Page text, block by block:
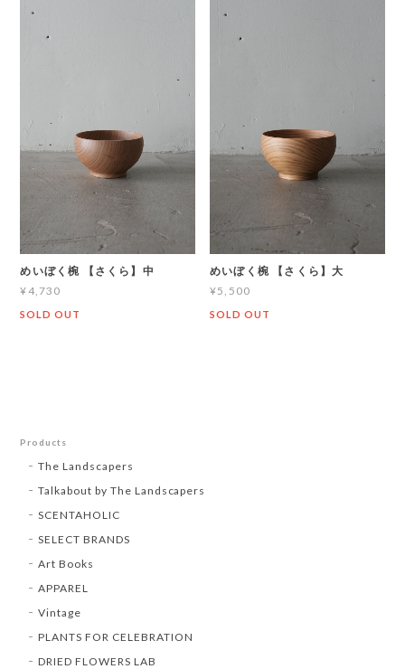
めいぼく椀 【さくら】中
¥4,730
SOLD OUT
めいぼく椀 【さくら】大
¥5,500
SOLD OUT
Products
The Landscapers
Talkabout by The Landscapers
SCENTAHOLIC
SELECT BRANDS
Art Books
APPAREL
Vintage
PLANTS FOR CELEBRATION
DRIED FLOWERS LAB